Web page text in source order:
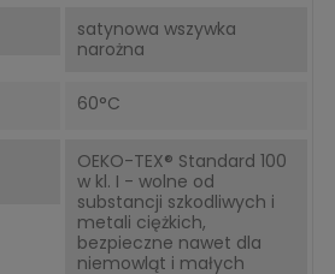
satynowa wszywka
narożna
60°C
OEKO-TEX® Standard 100
w kl. I - wolne od
substancji szkodliwych i
metali ciężkich,
bezpieczne nawet dla
niemowląt i małych